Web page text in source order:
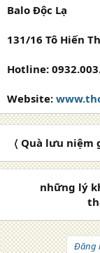
Balo Độc Lạ
131/16 Tô Hiến
Hotline:
Website:
〈 Quà lưu
những lý
Đăng